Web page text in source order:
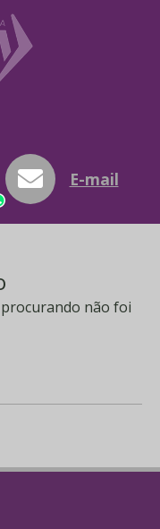
WhatsApp
E-mail
não foi